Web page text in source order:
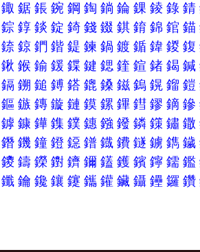
鋷鋸鋹鋺鋼鋾鋿錀錁錂錄錆
錝錞錟錠錡錢錣錤錥錦錧錨
錼鍄鍆鍇鍉鍊鍋鍍鍎鍏鍐鍑
鍬鍭鍮鍰鍱鍵鍶鍷鍹鍺鍻鍼
鎘鎙鎚鎛鎝鎞鎟鎡鎢鎤鎦鎧
鏂鏃鏄鏇鏈鏌鏍鏎鏏鏐鏑鏒
鏬鏮鏵鏶鏷鏸鏹鏺鏻鏼鏽鏾
鐕鐖鐘鐙鐚鐠鐡鐨鐩鐪鐫鐬
鑁鑄鑅鑆鑇鑈鑉鑊鑌鑏鑐鑑
鑯鑰鑱鑲鑳鑴鑵鑶鑷鑸鑼鑽